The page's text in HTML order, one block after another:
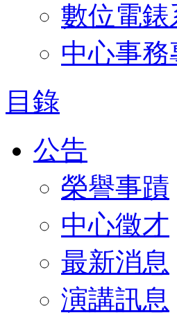
數位電錶
中心事務
目錄
公告
榮譽事蹟
中心徵才
最新消息
演講訊息